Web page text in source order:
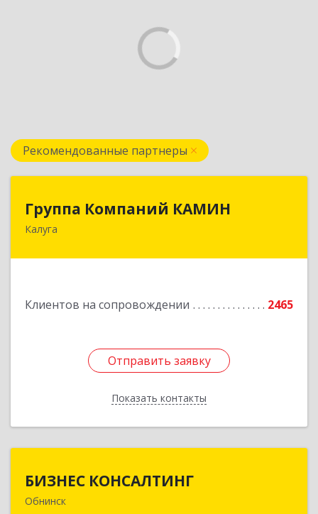
Рекомендованные партнеры
Группа Компаний КАМИН
Калуга
Клиентов на сопровождении 2465
Отправить заявку
Показать контакты
Группа Компаний КАМИН
248023, Калужская обл, Калуга г, Теренинский
Отправить заявку
Назад
БИЗНЕС КОНСАЛТИНГ
Обнинск
249032, Калужская обл, Обнинск г, Курчатова ул,